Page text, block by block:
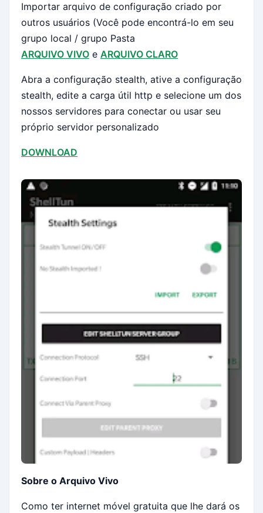
Importar arquivo de configuração criado por
outros usuários (Você pode encontrá-lo em seu
grupo local / grupo Pasta
ARQUIVO VIVO e ARQUIVO CLARO
Abra a configuração stealth, ative a configuração
stealth, edite a carga útil http e selecione um dos
nossos servidores para conectar ou usar seu
próprio servidor personalizado
DOWNLOAD
Sobre o Arquivo Vivo
Como ter internet móvel gratuita que lhe dará os